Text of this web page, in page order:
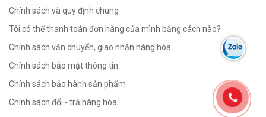
Chính sách và quy định chung
Tôi có thể thanh toán đơn hàng của mình bằng cách nào?
Chính sách vận chuyển, giao nhận hàng hóa
Chính sách bảo mật thông tin
Chính sách bảo hành sản phẩm
Chính sách đổi - trả hàng hóa